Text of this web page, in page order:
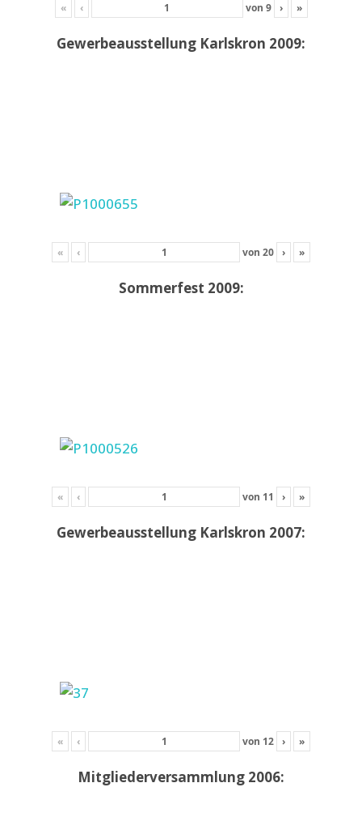
« ‹ von 9 › »
Gewerbeausstellung Karlskron 2009:
« ‹ von 20 › »
Sommerfest 2009:
« ‹ von 11 › »
Gewerbeausstellung Karlskron 2007:
« ‹ von 12 › »
Mitgliederversammlung 2006: